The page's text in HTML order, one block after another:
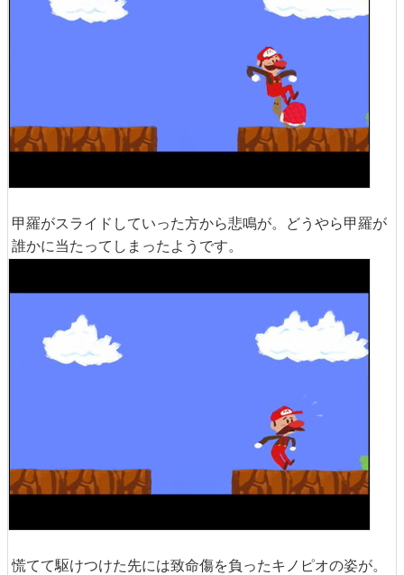
甲羅がスライドしていった方から悲鳴が。どうやら甲羅が
誰かに当たってしまったようです。
慌てて駆けつけた先には致命傷を負ったキノピオの姿が。